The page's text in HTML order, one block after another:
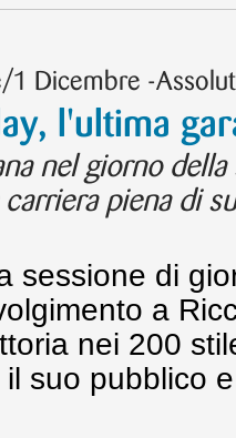
1 Dicembre -
l'ultima
nel giorno
piena di
sessione di
a
nei 200
suo pubblico